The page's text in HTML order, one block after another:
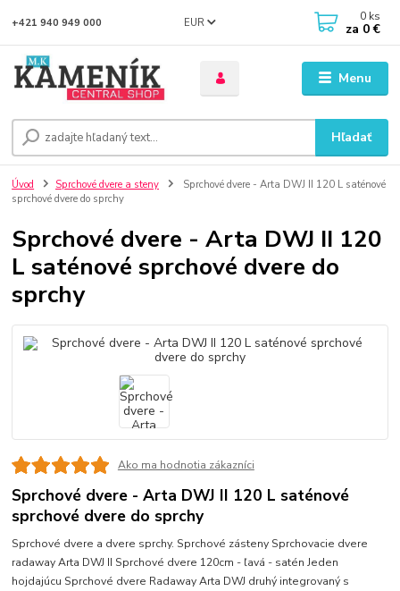
Menu
EUR
Hľadať
+421 940 949 000 0 ks
za 0 €
Úvod Sprchové dvere a steny
Sprchové dvere - Arta DWJ II 120 L saténové
sprchové dvere do sprchy
Sprchové dvere - Arta DWJ II 120
L saténové sprchové dvere do
sprchy
Ako ma hodnotia zákazníci
Sprchové dvere - Arta DWJ II 120 L saténové
sprchové dvere do sprchy
Sprchové dvere a dvere sprchy. Sprchové zásteny Sprchovacie dvere
radaway Arta DWJ II Sprchové dvere 120cm - ľavá - satén Jeden
hojdajúcu Sprchové dvere Radaway Arta DWJ druhý integrovaný s